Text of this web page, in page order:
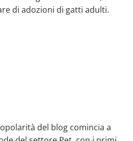
di adozioni di gatti adulti.
del blog comincia a